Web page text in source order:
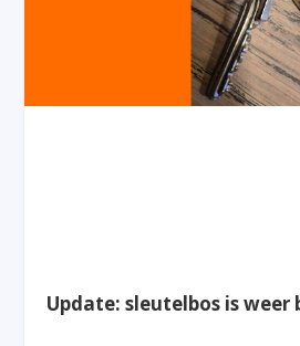
Update: sleutelbos is weer